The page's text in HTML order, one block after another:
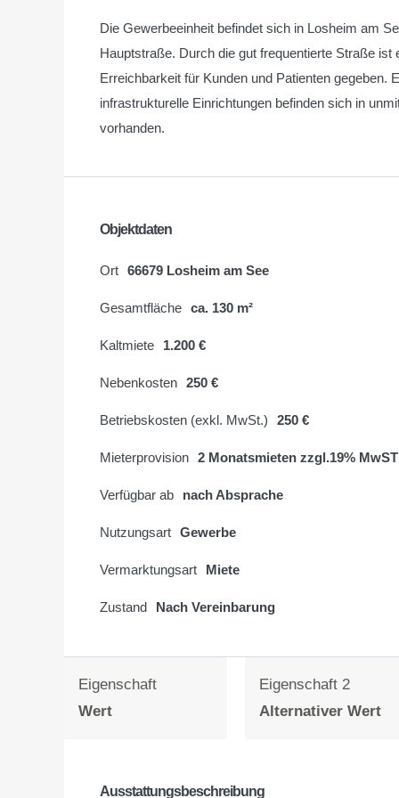
Die Gewerbeeinheit befindet sich in Losheim am
Hauptstraße. Durch die gut frequentierte Straße
Erreichbarkeit für Kunden und Patienten gegeben.
infrastrukturelle Einrichtungen befinden sich in
vorhanden.
Objektdaten
Ort 66679 Losheim am See
Gesamtfläche ca. 130 m²
Kaltmiete 1.200 €
Nebenkosten 250 €
Betriebskosten (exkl. MwSt.) 250 €
Mieterprovision 2 Monatsmieten zzgl.19% MwST
Verfügbar ab nach Absprache
Nutzungsart Gewerbe
Vermarktungsart Miete
Zustand Nach Vereinbarung
Eigenschaft
Wert
Eigenschaft 2
Alternativer Wert
Ausstattungsbeschreibung